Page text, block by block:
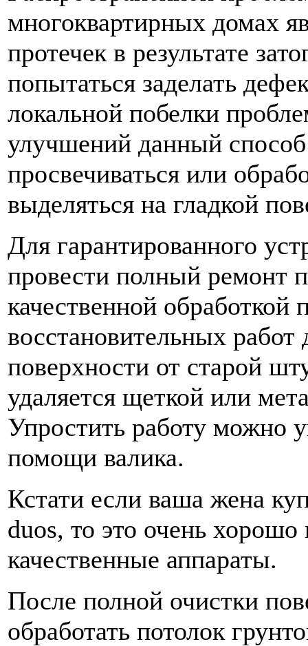
многоквартирных домах
протечек в результате
попытаться заделать
локальной побелки
улучшений данный
просвечиваться или
выделяться на гладкой
Для гарантированного
провести полный ремонт
качественной
восстановительных работ
поверхности от старой
удаляется щеткой или
Упростить работу можно
помощи валика.
Кстати если ваша жена
duos, то это очень
качественные аппараты.
После полной очистки
обработать потолок